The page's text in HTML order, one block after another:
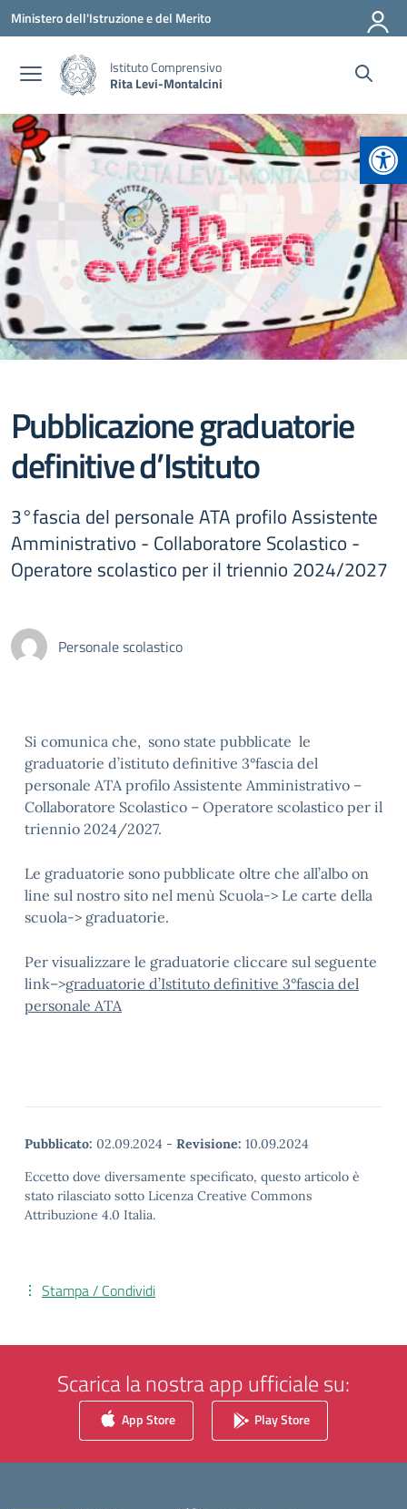
Vai ai contenuti
Vai al menu di navigazione
Vai al footer
Ministero dell'Istruzione e del Merito
Istituto Comprensivo
Rita Levi-Montalcini
Pubblicazione graduatorie
definitive d’Istituto
3°fascia del personale ATA profilo Assistente
Amministrativo - Collaboratore Scolastico -
Operatore scolastico per il triennio 2024/2027
Personale scolastico
Si comunica che, sono state pubblicate le
graduatorie d’istituto definitive 3°fascia del
personale ATA profilo Assistente Amministrativo –
Collaboratore Scolastico – Operatore scolastico per il
triennio 2024/2027.
Le graduatorie sono pubblicate oltre che all’albo on
line sul nostro sito nel menù Scuola-> Le carte della
scuola-> graduatorie.
Per visualizzare le graduatorie cliccare sul seguente
link–>graduatorie d’Istituto definitive 3°fascia del
personale ATA
Pubblicato: 02.09.2024 - Revisione: 10.09.2024
Eccetto dove diversamente specificato, questo articolo è
stato rilasciato sotto Licenza Creative Commons
Attribuzione 4.0 Italia.
Stampa / Condividi
Scarica la nostra app ufficiale su:
App Store Play Store